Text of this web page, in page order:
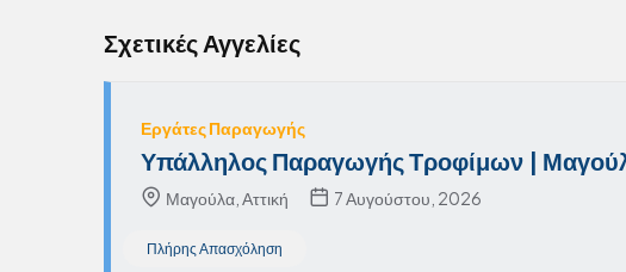
Σχετικές Αγγελίες
Εργάτες Παραγωγής
Υπάλληλος Παραγωγής Τροφίμων |
Μαγούλα, Αττική 7 Αυγούστου, 2026
Πλήρης Απασχόληση